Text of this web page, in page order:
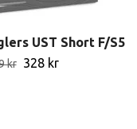
UST Short F/S5
kr 328 kr